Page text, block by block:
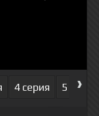
4 серия 5 серия
›